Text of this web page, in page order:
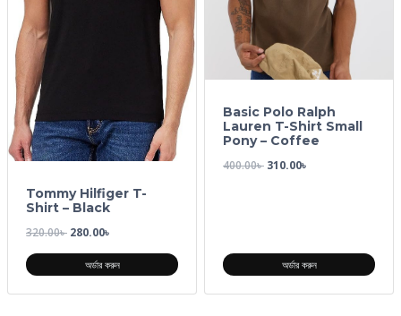
Tommy Hilfiger T-
Shirt – Black
320.00৳ 280.00৳
অর্ডার করুন
Basic Polo Ralph
Lauren T-Shirt Small
Pony – Coffee
400.00৳ 310.00৳
অর্ডার করুন